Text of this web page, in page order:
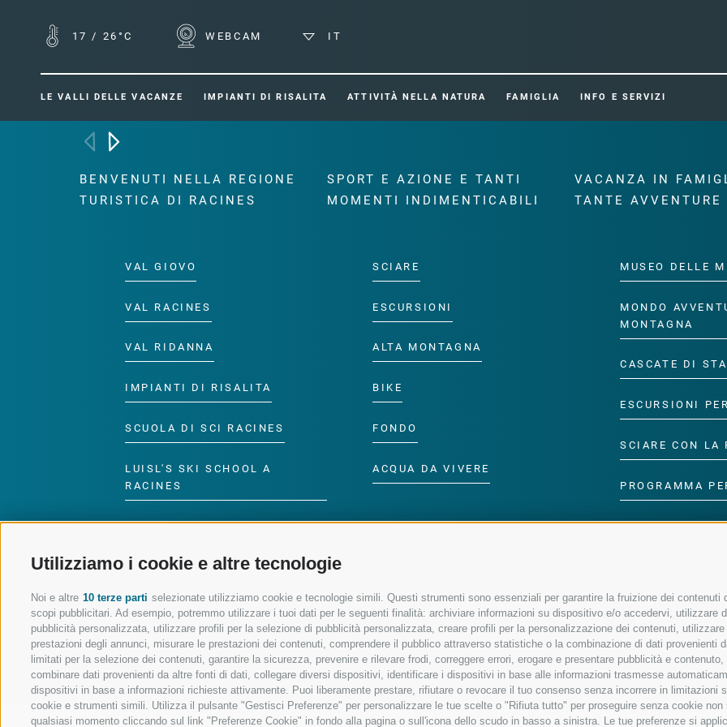
Utilizziamo i cookie e altre tecnologie
Noi e altre 10 terze parti selezionate utilizziamo cookie e tecnologie simili. Questi strumenti sono essenziali per garantire la fruizione dei
scopi pubblicitari. Ad esempio, potremmo utilizzare i tuoi dati per le seguenti finalità: archiviare informazioni su dispositivo e/o accedervi, utilizzare
pubblicità personalizzata, utilizzare profili per la selezione di pubblicità personalizzata, creare profili per la personalizzazione dei contenuti,
prestazioni degli annunci, misurare le prestazioni dei contenuti, comprendere il pubblico attraverso statistiche o la combinazione di dati
limitati per la selezione dei contenuti, garantire la sicurezza, prevenire e rilevare frodi, correggere errori, erogare e presentare pubblicità e
combinare dati provenienti da altre fonti di dati, collegare diversi dispositivi, identificare i dispositivi in base alle informazioni trasmesse
dispositivi in base a informazioni richieste attivamente. Puoi liberamente prestare, rifiutare o revocare il tuo consenso senza incorrere in
cookie e strumenti simili. Utilizza il pulsante "Gestisci Preferenze" per personalizzare le tue scelte o "Rifiuta tutto" per proseguire senza cookie
qualsiasi momento cliccando sul link "Preferenze Cookie" in fondo alla pagina o sull'icona dello scudo in basso a sinistra. Le tue preferenze si
17 / 26°C WEBCAM IT
LE VALLI DELLE VACANZE IMPIANTI DI RISALITA ATTIVITÀ NELLA NATURA FAMIGLIA INFO E SERVIZI
BENVENUTI NELLA REGIONE
TURISTICA DI RACINES
VAL GIOVO
VAL RACINES
VAL RIDANNA
IMPIANTI DI RISALITA
SCUOLA DI SCI RACINES
LUISL'S SKI SCHOOL A
RACINES
SPORT E AZIONE E TANTI
MOMENTI INDIMENTICABILI
SCIARE
ESCURSIONI
ALTA MONTAGNA
BIKE
FONDO
ACQUA DA VIVERE
VACANZA IN
TANTE AVVENTURE
MUSEO DELLE
MONDO
MONTAGNA
CASCATE DI
ESCURSIONI
SCIARE CON LA
PROGRAMMA
SEGUICI SUI SOCIAL